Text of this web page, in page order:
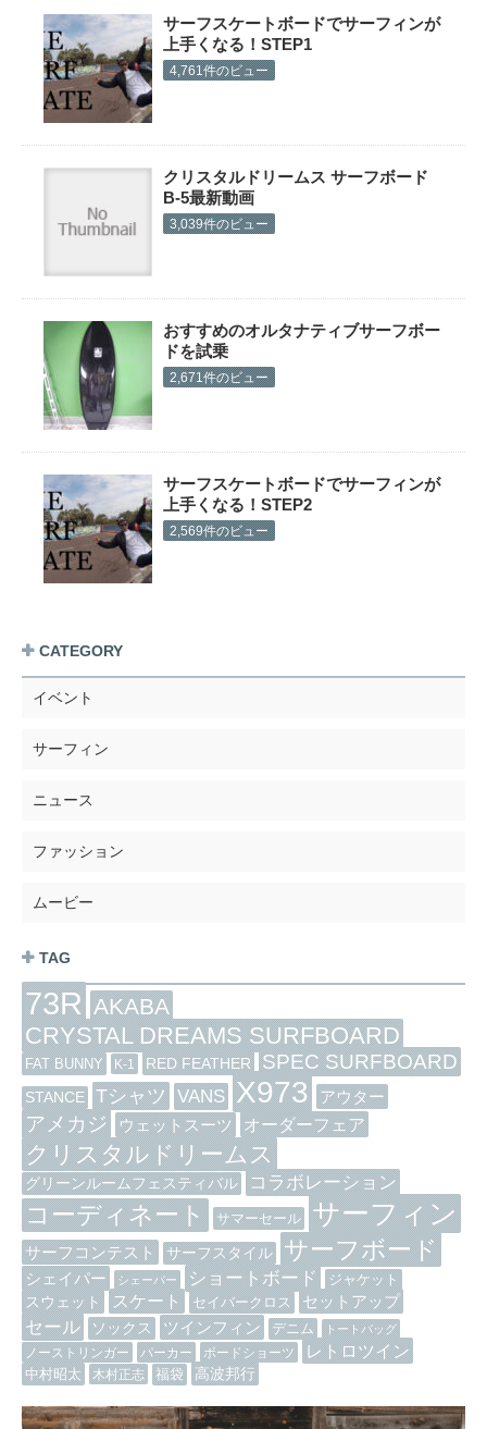
サーフスケートボードでサーフィンが
上手くなる！STEP1
4,761件のビュー
クリスタルドリームス サーフボード
B-5最新動画
3,039件のビュー
おすすめのオルタナティブサーフボー
ドを試乗
2,671件のビュー
サーフスケートボードでサーフィンが
上手くなる！STEP2
2,569件のビュー
CATEGORY
イベント
サーフィン
ニュース
ファッション
ムービー
TAG
73R AKABA
CRYSTAL DREAMS SURFBOARD
FAT BUNNY K-1 RED FEATHER SPEC SURFBOARD
STANCE Tシャツ VANS X973 アウター
アメカジ ウェットスーツ オーダーフェア
クリスタルドリームス
グリーンルームフェスティバル コラボレーション
コーディネート サマーセール サーフィン
サーフコンテスト サーフスタイル サーフボード
シェイパー シェーパー ショートボード ジャケット
スウェット スケート セイバークロス セットアップ
セール ソックス ツインフィン デニム トートバッグ
ノーストリンガー パーカー ボードショーツ レトロツイン
中村昭太 木村正志 福袋 高波邦行